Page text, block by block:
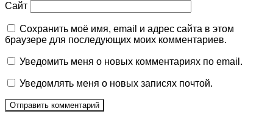
Сайт
Сохранить моё имя, email и адрес сайта в этом
браузере для последующих моих комментариев.
Уведомить меня о новых комментариях по email.
Уведомлять меня о новых записях почтой.